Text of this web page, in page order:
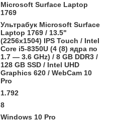
Microsoft Surface Laptop
1769
Ультрабук Microsoft Surface
Laptop 1769 / 13.5"
(2256x1504) IPS Touch / Intel
Core i5-8350U (4 (8) ядра по
1.7 — 3.6 GHz) / 8 GB DDR3 /
128 GB SSD / Intel UHD
Graphics 620 / WebCam 10
Pro
1.792
8
Windows 10 Pro